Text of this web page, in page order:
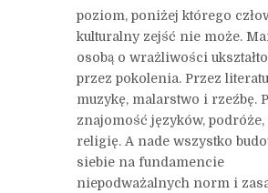
poziom, poniżej którego
kulturalny zejść nie może.
osobą o wrażliwości
przez pokolenia. Przez
muzykę, malarstwo i rzeźbę.
znajomość języków,
religię. A nade wszystko
siebie na fundamencie
niepodważalnych norm i